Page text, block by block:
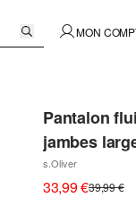
MON
Pantalon
jambes
s.Oliver
33,99 €39,99 €